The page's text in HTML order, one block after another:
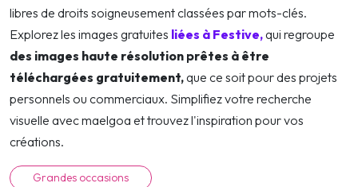
libres de droits soigneusement classées par mots-clés.
Explorez les images gratuites liées à Festive,qui regroupe
des images haute résolution prêtes à être
téléchargées gratuitement,que ce soit pour des projets
personnels ou commerciaux. Simplifiez votre recherche
visuelle avec maelgoa et trouvez l'inspiration pour vos
créations.
Grandes occasions